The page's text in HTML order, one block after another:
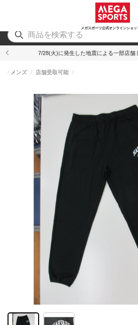
メガスポーツ公式オンラインショッ
アウトドア
7/28(火)に発生した地震による一部店舗
メンズ 店舗受取可能